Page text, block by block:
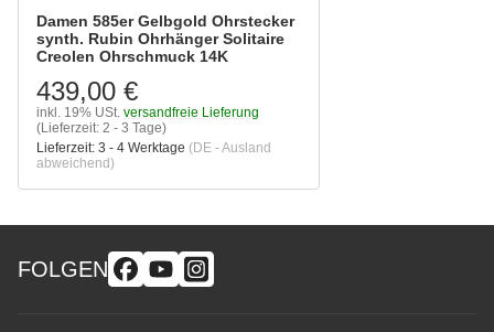
Damen 585er Gelbgold Ohrstecker
synth. Rubin Ohrhänger Solitaire
Creolen Ohrschmuck 14K
439,00 €
inkl. 19% USt. versandfreie Lieferung
(Lieferzeit: 2 - 3 Tage)
Lieferzeit: 3 - 4 Werktage (DE - Ausland
abweichend)
FOLGEN